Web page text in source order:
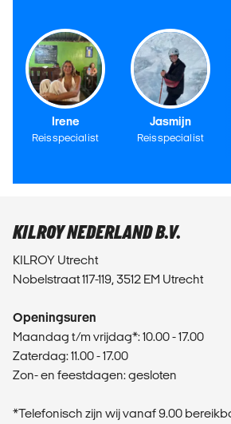
Irene
Reisspecialist
Jasmijn
Reisspecialist
KILROY NEDERLAND B.V.
KILROY Utrecht
Nobelstraat 117-119, 3512 EM Utrecht
Openingsuren
Maandag t/m vrijdag*: 10.00 - 17.00
Zaterdag: 11.00 - 17.00
Zon- en feestdagen: gesloten
*Telefonisch zijn wij vanaf 9.00